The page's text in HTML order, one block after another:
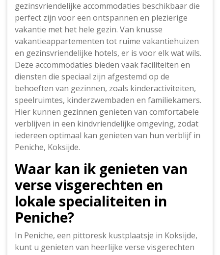
gezinsvriendelijke accommodaties beschikbaar die
perfect zijn voor een ontspannen en plezierige
vakantie met het hele gezin. Van knusse
vakantieappartementen tot ruime vakantiehuizen
en gezinsvriendelijke hotels, er is voor elk wat wils.
Deze accommodaties bieden vaak faciliteiten en
diensten die speciaal zijn afgestemd op de
behoeften van gezinnen, zoals kinderactiviteiten,
speelruimtes, kinderzwembaden en familiekamers.
Hier kunnen gezinnen genieten van comfortabele
verblijven in een kindvriendelijke omgeving, zodat
iedereen optimaal kan genieten van hun verblijf in
Peniche, Koksijde.
Waar kan ik genieten van
verse visgerechten en
lokale specialiteiten in
Peniche?
In Peniche, een pittoresk kustplaatsje in Koksijde,
kunt u genieten van heerlijke verse visgerechten